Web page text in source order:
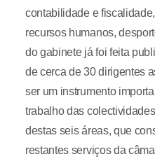
contabilidade e
recursos humanos,
do gabinete já foi feita
de cerca de 30 dirigentes
ser um instrumento
trabalho das
destas seis áreas, que
restantes serviços da